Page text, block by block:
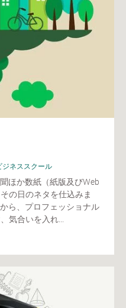
ネススクール
ほか数紙（紙版及びWeb
の日のネタを仕込みま
ら、プロフェッショナル
気合いを入れ...